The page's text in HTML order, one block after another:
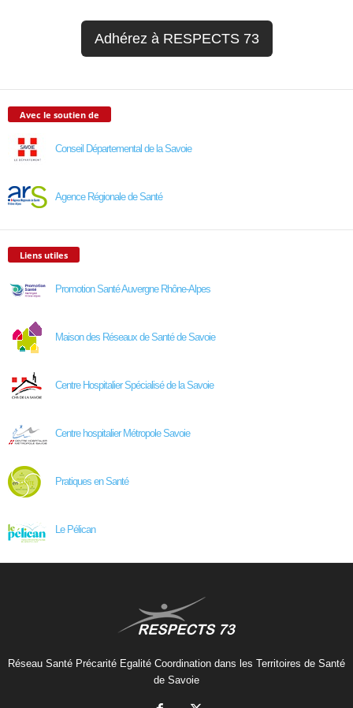
Adhérez à RESPECTS 73
Avec le soutien de
Conseil Départemental de la Savoie
Agence Régionale de Santé
Liens utiles
Promotion Santé Auvergne Rhône-Alpes
Maison des Réseaux de Santé de Savoie
Centre Hospitalier Spécialisé de la Savoie
Centre hospitalier Métropole Savoie
Pratiques en Santé
Le Pélican
Réseau Santé Précarité Egalité Coordination dans les Territoires de Santé
de Savoie